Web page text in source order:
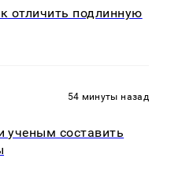
отличить подлинную
54 минуты назад
ученым составить